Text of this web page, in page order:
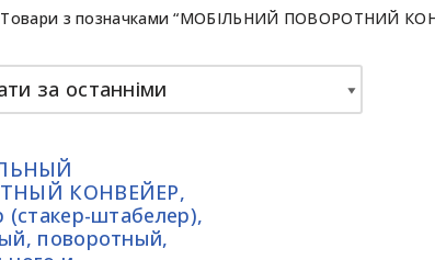
Товари з позначками “МОБІЛЬНИЙ ПОВОРОТНИЙ